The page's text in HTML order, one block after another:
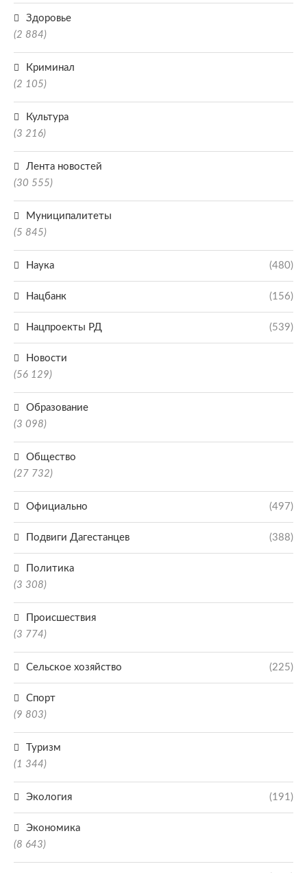
Здоровье
(2 884)
Криминал
(2 105)
Культура
(3 216)
Лента новостей
(30 555)
Муниципалитеты
(5 845)
Наука (480)
Нацбанк (156)
Нацпроекты РД (539)
Новости
(56 129)
Образование
(3 098)
Общество
(27 732)
Официально (497)
Подвиги Дагестанцев (388)
Политика
(3 308)
Происшествия
(3 774)
Сельское хозяйство (225)
Спорт
(9 803)
Туризм
(1 344)
Экология (191)
Экономика
(8 643)